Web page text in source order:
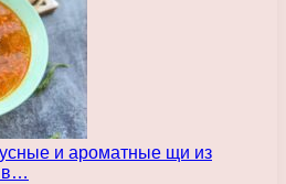
и ароматные щи из
в…